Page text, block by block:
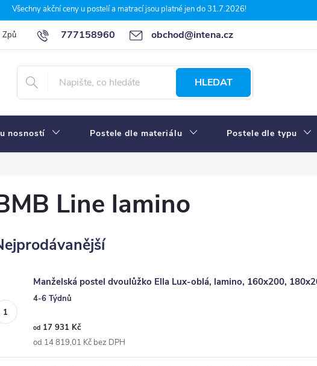
Všechny akční ceny u postelí a matrací jsou platné jen do 31.7.2026!
777158960 obchod@intena.cz
Způsoby a ceny dopravy 7 důvodů, proč nakupit u Intena nábytek
HLEDAT
nosností Postele dle materiálu Postele dle typu
Line lamino
Manželská postel dvoulůžko Ella Lux-oblá, lamino, 160x200,
4-6 Týdnů
od 17 931 Kč
od 14 819,01 Kč bez DPH